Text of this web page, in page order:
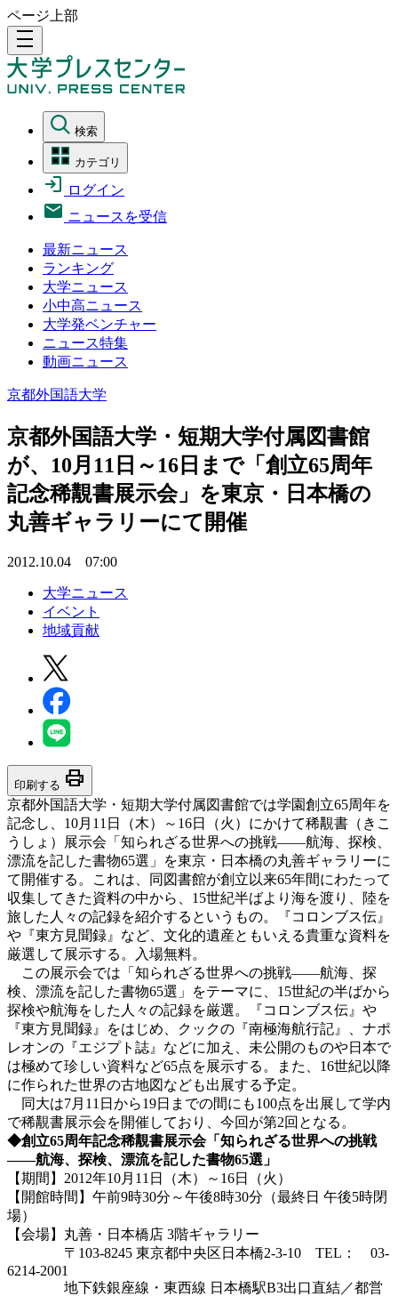
ページ上部
density_medium
検索
カテゴリ
ログイン
ニュースを受信
最新ニュース
ランキング
大学ニュース
小中高ニュース
大学発ベンチャー
ニュース特集
動画ニュース
京都外国語大学
京都外国語大学・短期大学付属図書館
が、10月11日～16日まで「創立65周年
記念稀覯書展示会」を東京・日本橋の
丸善ギャラリーにて開催
2012.10.04 07:00
大学ニュース
イベント
地域貢献
印刷する print
京都外国語大学・短期大学付属図書館では学園創立65周年を
記念し、10月11日（木）～16日（火）にかけて稀覯書（きこ
うしょ）展示会「知られざる世界への挑戦――航海、探検、
漂流を記した書物65選」を東京・日本橋の丸善ギャラリーに
て開催する。これは、同図書館が創立以来65年間にわたって
収集してきた資料の中から、15世紀半ばより海を渡り、陸を
旅した人々の記録を紹介するというもの。『コロンブス伝』
や『東方見聞録』など、文化的遺産ともいえる貴重な資料を
厳選して展示する。入場無料。
この展示会では「知られざる世界への挑戦――航海、探
検、漂流を記した書物65選」をテーマに、15世紀の半ばから
探検や航海をした人々の記録を厳選。『コロンブス伝』や
『東方見聞録』をはじめ、クックの『南極海航行記』、ナポ
レオンの『エジプト誌』などに加え、未公開のものや日本で
は極めて珍しい資料など65点を展示する。また、16世紀以降
に作られた世界の古地図なども出展する予定。
同大は7月11日から19日までの間にも100点を出展して学内
で稀覯書展示会を開催しており、今回が第2回となる。
◆創立65周年記念稀覯書展示会「知られざる世界への挑戦
――航海、探検、漂流を記した書物65選」
【期間】2012年10月11日（木）～16日（火）
【開館時間】午前9時30分～午後8時30分（最終日 午後5時閉
場）
【会場】丸善・日本橋店 3階ギャラリー
〒103-8245 東京都中央区日本橋2-3-10 TEL： 03-
6214-2001
地下鉄銀座線・東西線 日本橋駅B3出口直結／都営